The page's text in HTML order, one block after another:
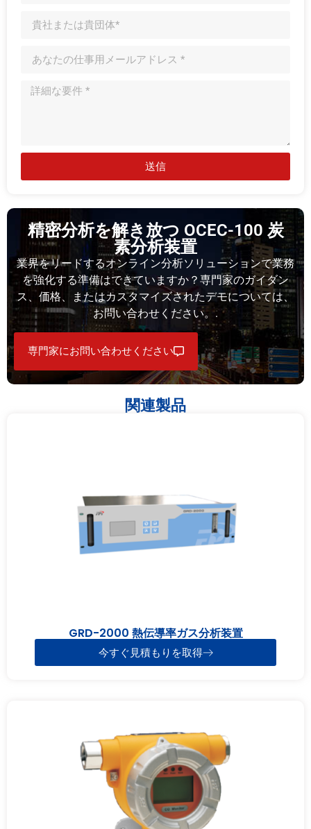
送信
精密分析を解き放つ OCEC-100 炭
素分析装置
業界をリードするオンライン分析ソリューションで業務
を強化する準備はできていますか？専門家のガイダン
ス、価格、またはカスタマイズされたデモについては、
お問い合わせください。.
専門家にお問い合わせください
関連製品
GRD-2000 熱伝導率ガス分析装置
今すぐ見積もりを取得